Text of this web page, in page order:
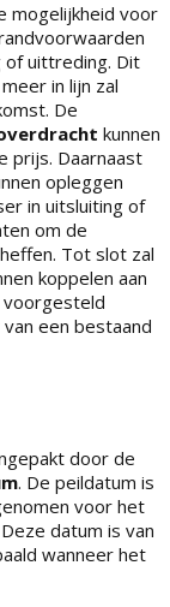
mogelijkheid voor
uittreding. Dit
in lijn zal
De
kunnen
prijs. Daarnaast
opleggen
in uitsluiting of
om de
Tot slot zal
koppelen aan
een bestaand
door de
. De peildatum is
voor het
datum is van
wanneer het